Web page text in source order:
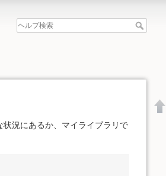
況にあるか、マイライブラリで